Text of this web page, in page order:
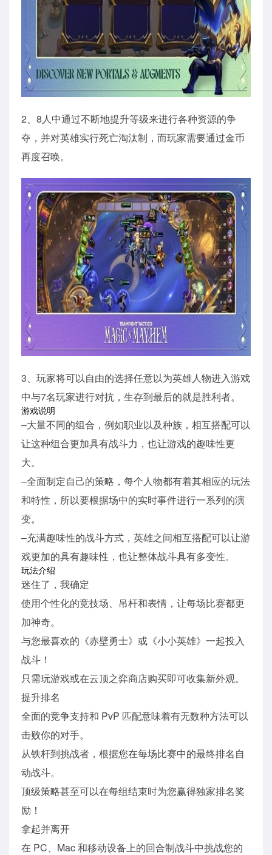
2、8人中通过不断地提升等级来进行各种资源的争
夺，并对英雄实行死亡淘汰制，而玩家需要通过金币
再度召唤。
3、玩家将可以自由的选择任意以为英雄人物进入游戏
中与7名玩家进行对抗，生存到最后的就是胜利者。
游戏说明
–大量不同的组合，例如职业以及种族，相互搭配可以
让这种组合更加具有战斗力，也让游戏的趣味性更
大。
–全面制定自己的策略，每个人物都有着其相应的玩法
和特性，所以要根据场中的实时事件进行一系列的演
变。
–充满趣味性的战斗方式，英雄之间相互搭配可以让游
戏更加的具有趣味性，也让整体战斗具有多变性。
玩法介绍
迷住了，我确定
使用个性化的竞技场、吊杆和表情，让每场比赛都更
加神奇。
与您最喜欢的《赤壁勇士》或《小小英雄》一起投入
战斗！
只需玩游戏或在云顶之弈商店购买即可收集新外观。
提升排名
全面的竞争支持和 PvP 匹配意味着有无数种方法可以
击败你的对手。
从铁杆到挑战者，根据您在每场比赛中的最终排名自
动战斗。
顶级策略甚至可以在每组结束时为您赢得独家排名奖
励！
拿起并离开
在 PC、Mac 和移动设备上的回合制战斗中挑战您的